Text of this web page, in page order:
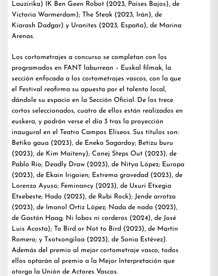
Lauzirika) IK Ben Geen Robot (2023, Países Bajos), de
Victoria Warmerdam); The Steak (2023, Irán), de
Kiarash Dadgar) y Uranites (2023, España), de Marina
Arenas.
Los cortometrajes a concurso se completan con los
programados en FANT laburrean – Euskal filmak, la
sección enfocada a los cortometrajes vascos, con la que
el Festival reafirma su apuesta por el talento local,
dándole su espacio en la Sección Oficial. De los trece
cortos seleccionados, cuatro de ellos están realizados en
euskera, y podrán verse el día 3 tras la proyección
inaugural en el Teatro Campos Elíseos. Sus títulos son:
Betiko gaua (2023), de Eneko Sagardoy; Betizu buru
(2023), de Kim Maiteny); Conej Steps Out (2023), de
Pablo Río; Deadly Draw (2023), de Nitya López; Europa
(2023), de Ekain Irigoien; Extrema gravedad (2023), de
Lorenzo Ayuso; Feminancy (2023), de Uxuri Etxegia
Etxebeste; Hado (2023), de Rubi Rock); Jende arrotza
(2023), de Imanol Ortiz López; Nada de nada (2023),
de Gastón Haag; Ni lobos ni corderos (2024), de José
Luis Acosta); To Bird or Not to Bird (2023), de Martín
Romero; y Txotxongiloa (2023), de Sonia Estévez).
Además del premio al mejor cortometraje vasco, todos
ellos optarán al premio a la Mejor Interpretación que
otorga la Unión de Actores Vascos.